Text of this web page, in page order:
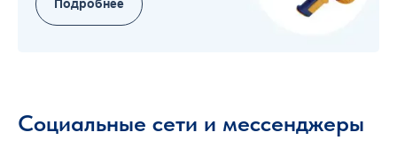
Подробнее
Социальные сети и мессенджеры